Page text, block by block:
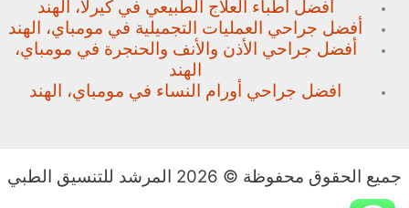
أفضل أطباء العلاج الطبيعي في كيرلا، الهند
أفضل جراحي العمليات التجميلية في مومباي، الهند
أفضل جراحي الأذن والأنف والحنجرة في مومباي،
الهند
افضل جراحي أورام النساء في مومباي، الهند
جميع الحقوق محفوظة © 2026 المرشد للتنسيق الطبي